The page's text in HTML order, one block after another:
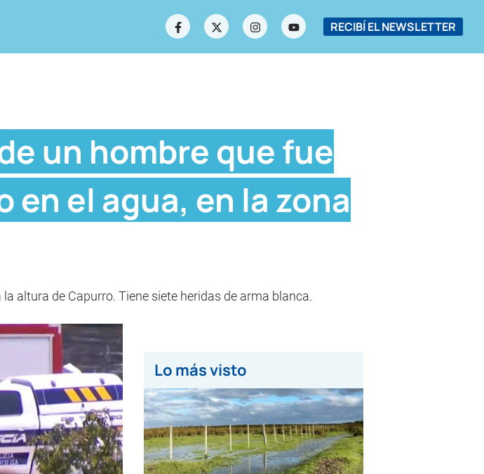
RECIBÍ EL NEWSLETTER
un hombre que fue
el agua, en la zona
altura de Capurro. Tiene siete heridas de arma blanca.
Lo más visto